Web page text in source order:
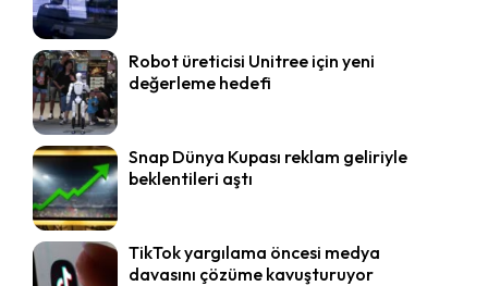
Robot üreticisi Unitree için yeni
değerleme hedefi
Snap Dünya Kupası reklam geliriyle
beklentileri aştı
TikTok yargılama öncesi medya
davasını çözüme kavuşturuyor